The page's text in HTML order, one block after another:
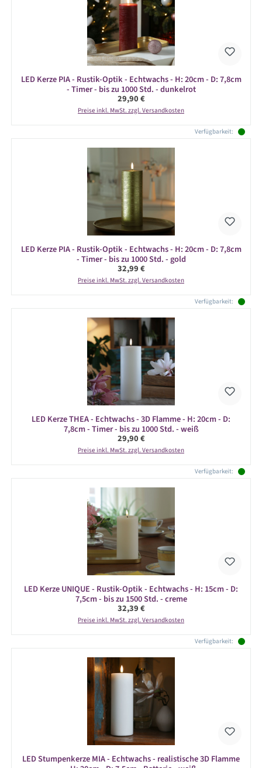
LED Kerze PIA - Rustik-Optik - Echtwachs - H: 20cm - D: 7,8cm
- Timer - bis zu 1000 Std. - dunkelrot
Regulärer Preis:
29,90 €
Preise inkl. MwSt. zzgl. Versandkosten
Verfügbarkeit:
LED Kerze PIA - Rustik-Optik - Echtwachs - H: 20cm - D: 7,8cm
- Timer - bis zu 1000 Std. - gold
Regulärer Preis:
32,99 €
Preise inkl. MwSt. zzgl. Versandkosten
Verfügbarkeit:
LED Kerze THEA - Echtwachs - 3D Flamme - H: 20cm - D:
7,8cm - Timer - bis zu 1000 Std. - weiß
Regulärer Preis:
29,90 €
Preise inkl. MwSt. zzgl. Versandkosten
Verfügbarkeit:
LED Kerze UNIQUE - Rustik-Optik - Echtwachs - H: 15cm - D:
7,5cm - bis zu 1500 Std. - creme
Regulärer Preis:
32,39 €
Preise inkl. MwSt. zzgl. Versandkosten
Verfügbarkeit:
LED Stumpenkerze MIA - Echtwachs - realistische 3D Flamme